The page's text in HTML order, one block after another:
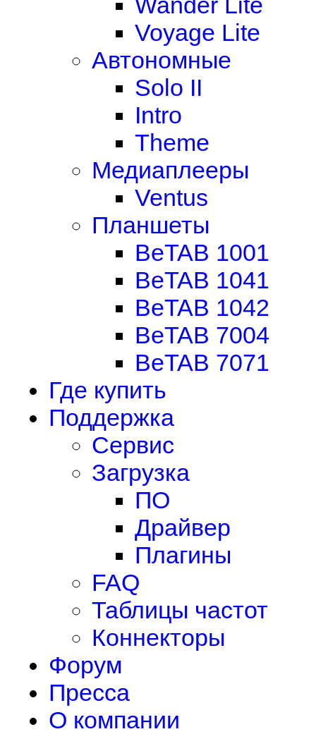
Voyage Lite
Автономные
Solo II
Intro
Theme
Медиаплееры
Ventus
Планшеты
BeTAB 1001
BeTAB 1041
BeTAB 1042
BeTAB 7004
BeTAB 7071
Где купить
Поддержка
Сервис
Загрузка
ПО
Драйвер
Плагины
FAQ
Таблицы частот
Коннекторы
Форум
Пресса
О компании